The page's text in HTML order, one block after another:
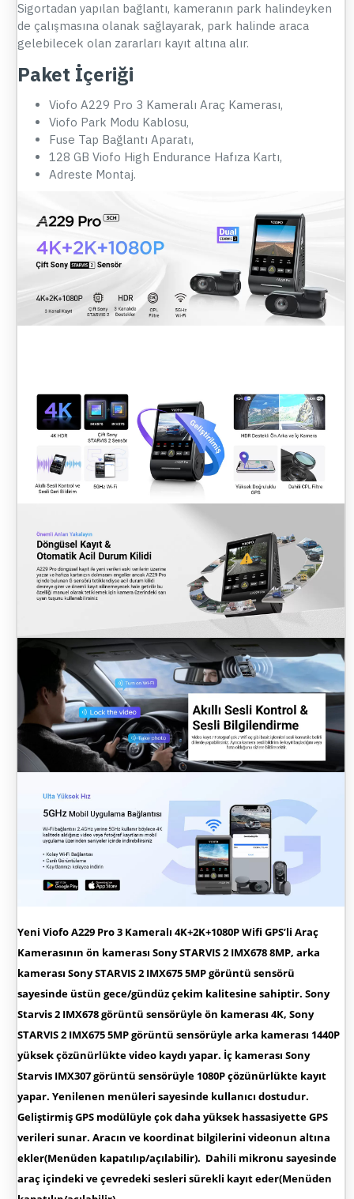
Sigortadan yapılan bağlantı, kameranın park halindeyken
de çalışmasına olanak sağlayarak, park halinde araca
gelebilecek olan zararları kayıt altına alır.
Paket İçeriği
Viofo A229 Pro 3 Kameralı Araç Kamerası,
Viofo Park Modu Kablosu,
Fuse Tap Bağlantı Aparatı,
128 GB Viofo High Endurance Hafıza Kartı,
Adreste Montaj.
Yeni Viofo A229 Pro 3 Kameralı 4K+2K+1080P Wifi GPS’li Araç
Kamerasının ön kamerası Sony STARVIS 2 IMX678 8MP, arka
kamerası Sony STARVIS 2 IMX675 5MPgörüntü sensörü
sayesinde üstün gece/gündüz çekim kalitesine sahiptir. Sony
Starvis 2 IMX678görüntü sensörüyle ön kamerası 4K, Sony
STARVIS 2 IMX675 5MPgörüntü sensörüyle arka kamerası 1440P
yüksek çözünürlükte video kaydı yapar. İç kamerası Sony
Starvis IMX307görüntü sensörüyle 1080P çözünürlükte kayıt
yapar. Yenilenen menüleri sayesinde kullanıcı dostudur.
Geliştirmiş GPS modülüyle çok daha yüksek hassasiyette GPS
verileri sunar. Aracın ve koordinat bilgilerini videonun altına
ekler(Menüden kapatılıp/açılabilir). Dahili mikronu sayesinde
araç içindeki ve çevredeki sesleri sürekli kayıt eder(Menüden